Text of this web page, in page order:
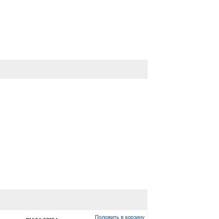
Положить в корзину